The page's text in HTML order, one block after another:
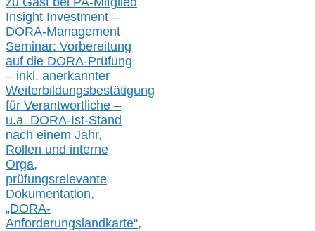
Insight Investment –
DORA-Management
Seminar: Vorbereitung
auf die DORA-Prüfung
– inkl. anerkannter
Weiterbildungsbestätigung
für Verantwortliche –
u.a. DORA-Ist-Stand
nach einem Jahr,
Rollen und interne
Orga,
prüfungsrelevante
Dokumentation,
„DORA-
Anforderungslandkarte“,